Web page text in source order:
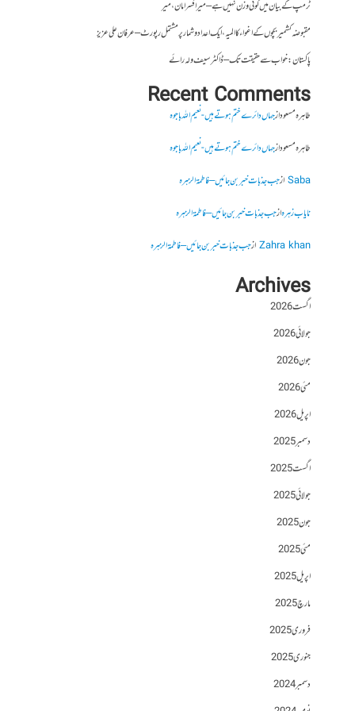
ٹرمپ کے بیان میں کوئی وزن نہیں ہے – میر افسرامان،میر
مقبوضہ کشمیر بچوں کے اغواء کا المیہ، ایک اعداد و شمار پر مشتمل رپورٹ – عرفان علی عزیز
پاکستان : خواب سے حقیقت تک – ڈاکٹر سیف ولہ رائے
Recent Comments
طاہرہ مسعودازجہاں دائرے ختم ہوتے ہیں- نعیم اللہ باجوہ
طاہرہ مسعودازجہاں دائرے ختم ہوتے ہیں- نعیم اللہ باجوہ
Sabaازجب جذبات خبر بن جائیں – فاطمۃالزہرہ
نایاب زہرہازجب جذبات خبر بن جائیں – فاطمۃالزہرہ
Zahra khanازجب جذبات خبر بن جائیں – فاطمۃالزہرہ
Archives
اگست 2026
جولائی 2026
جون 2026
مئی 2026
اپریل 2026
دسمبر 2025
اگست 2025
جولائی 2025
جون 2025
مئی 2025
اپریل 2025
مارچ 2025
فروری 2025
جنوری 2025
دسمبر 2024